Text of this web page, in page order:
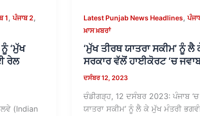
1,ਪੰਜਾਬ 2,
‘ਮੁੱਖ
ਰੇਲ
(Indian
Latest Punjab News Headlines,
ਖ਼ਾਸ ਖ਼ਬਰਾਂ
‘ਮੁੱਖ ਤੀਰਥ ਯਾਤਰਾ ਸਕੀਮ’ ਨੂੰ ਲੈ
ਸਰਕਾਰ ਵੱਲੋਂ ਹਾਈਕੋਰਟ ‘ਚ
ਦਸੰਬਰ 12, 2023
ਚੰਡੀਗੜ੍ਹ, 12 ਦਸੰਬਰ 2023: ਪੰਜਾਬ ‘ਚ
ਯਾਤਰਾ ਸਕੀਮ’ ਨੂੰ ਲੈ ਕੇ ਮੁੱਖ ਮੰਤਰੀ